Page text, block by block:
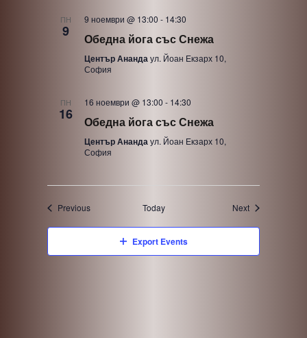
ПН
9
9 ноември @ 13:00 - 14:30
Обедна йога със Снежа
Център Анандаул. Йоан Екзарх 10,
София
ПН
16
16 ноември @ 13:00 - 14:30
Обедна йога със Снежа
Център Анандаул. Йоан Екзарх 10,
София
PreviousEvents Today NextEvents
Export Events